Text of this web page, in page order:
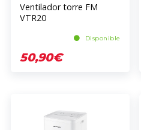
Ventilador torre FM
VTR20
Disponible
50,90€